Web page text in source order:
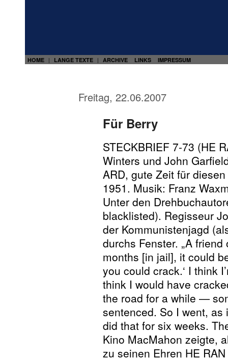
HOME | LANGE TEXTE | ARCHIVE LINKS IMPRESSUM
Freitag, 22.06.2007
Für Berry
STECKBRIEF 7-73 (HE
Winters und John
ARD, gute Zeit für
1951. Musik: Franz
Unter den
blacklisted). Regisseur
der Kommunistenjagd
durchs Fenster. „A
months [in jail], it could
you could crack.‘ I think
think I would have
the road for a while —
sentenced. So I went,
did that for six weeks.
Kino MacMahon zeigte,
zu seinen Ehren HE